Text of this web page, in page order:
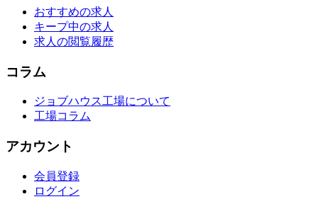
おすすめの求人
キープ中の求人
求人の閲覧履歴
コラム
ジョブハウス工場について
工場コラム
アカウント
会員登録
ログイン